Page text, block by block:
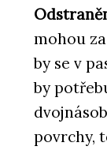
mohou
by se v
by
povrchy,